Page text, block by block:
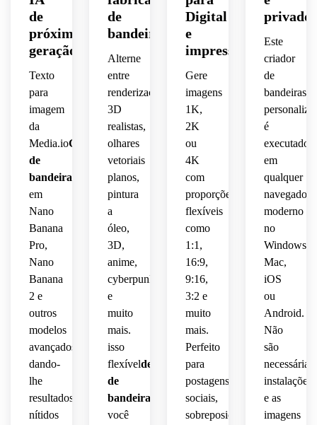
4K.
maquetes
e
negócios.
branca,
como
um
quadro
de
exploração
de
de
marca,
etiquetas
de
tipografia
por
baixo,
perfeito
para
brainstorming
iluminação
dramática
humorística,
fantasia
pintoresca
detalhada,
atmosfera
imersiva
fantasia.
holográficos,
digital
streamers.
rasgadas,
oceano
iluminação
dramática
cinematográfica,
arte
de
alto
detalhe.
fundo,
papel
parede
estético
sonhador,
composição
centrada,
arte
digital
de
alta
resolução
expressivos
e
focados
na
identidade.
de
próxima
geração
Texto
para
imagem
da
Media.ioGerador
de
bandeiras
Executa
em
Nano
Banana
Pro,
Nano
Banana
2 e
outros
modelos
avançados,
dando-
lhe
resultados
nítidos
de
bandeiras
Alterne
entre
renderizações
3D
realistas,
olhares
vetoriais
planos,
pintura
a
óleo,
3D,
anime,
cyberpunk
e
muito
mais.
isso
flexíveldesigner
de
bandeiras
você
Digital
e
impressão
Gere
imagens
1K,
2K
ou
4K
com
proporções
flexíveis
como
1:1,
16:9,
9:16,
3:2 e
muito
mais.
Perfeito
para
postagens
sociais,
sobreposições
privado
Este
criador
de
bandeiras
é
executado
em
qualquer
navegador
moderno
no
Windows,
Mac,
iOS
ou
Android.
Não
são
necessárias
instalações
e as
imagens